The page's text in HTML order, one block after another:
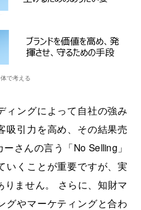
で考える
ィングによって自社の強み
吸引力を高め、その結果売
さんの言う「No Selling」
いくことが重要ですが、実
ません。 さらに、知財マ
グやマーケティングと合わ